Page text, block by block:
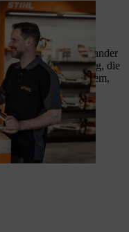
optimal aufeinander
finden Sie die Lösung, die
von einem System,